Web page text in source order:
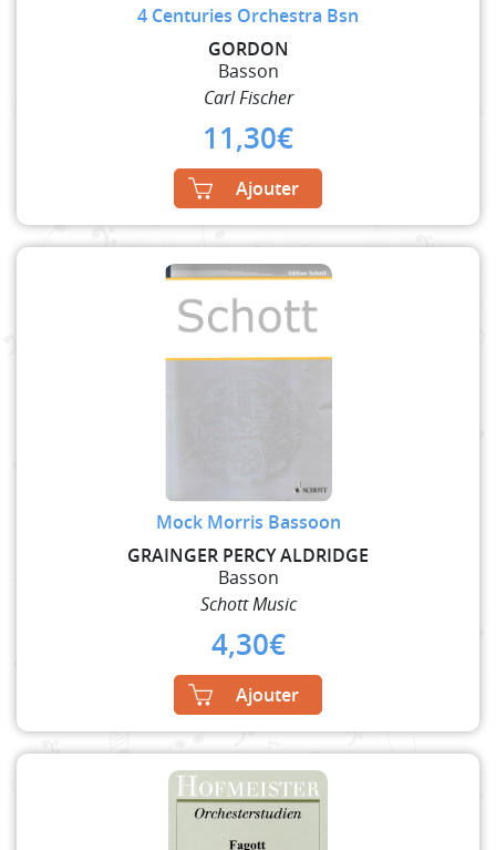
4 Centuries Orchestra Bsn
GORDON
Basson
Carl Fischer
11,30€
Ajouter
Mock Morris Bassoon
GRAINGER PERCY ALDRIDGE
Basson
Schott Music
4,30€
Ajouter